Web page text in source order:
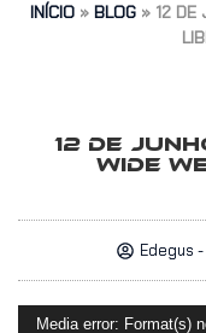
INÍCIO» BLOG» 12 DE
12 DE
WIDE
Edegus
Video
Media error: Format(s)